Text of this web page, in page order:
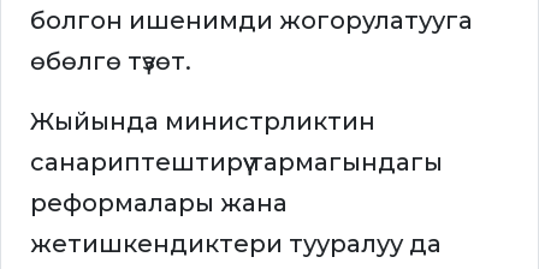
болгон ишенимди жогорулатууга
өбөлгө түзөт.
Жыйында министрликтин
санариптештирүү тармагындагы
реформалары жана
жетишкендиктери тууралуу да